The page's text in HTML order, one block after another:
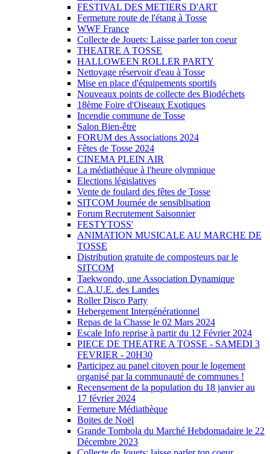
FESTIVAL DES METIERS D'ART
Fermeture route de l'étang à Tosse
WWF France
Collecte de Jouets: Laisse parler ton coeur
THEATRE A TOSSE
HALLOWEEN ROLLER PARTY
Nettoyage réservoir d'eau à Tosse
Mise en place d'équipements sportifs
Nouveaux points de collecte des Biodéchets
18ème Foire d'Oiseaux Exotiques
Incendie commune de Tosse
Salon Bien-être
FORUM des Associations 2024
Fêtes de Tosse 2024
CINEMA PLEIN AIR
La médiathèque à l'heure olympique
Elections législatives
Vente de foulard des fêtes de Tosse
SITCOM Journée de sensiblisation
Forum Recrutement Saisonnier
FESTYTOSS'
ANIMATION MUSICALE AU MARCHE DE
TOSSE
Distribution gratuite de composteurs par le
SITCOM
Taekwondo, une Association Dynamique
C.A.U.E. des Landes
Roller Disco Party
Hebergement Intergénérationnel
Repas de la Chasse le 02 Mars 2024
Escale Info reprise à partir du 12 Février 2024
PIECE DE THEATRE A TOSSE - SAMEDI 3
FEVRIER - 20H30
Participez au panel citoyen pour le logement
organisé par la communauté de communes !
Recensement de la population du 18 janvier au
17 février 2024
Fermeture Médiathèque
Boites de Noël
Grande Tombola du Marché Hebdomadaire le 22
Décembre 2023